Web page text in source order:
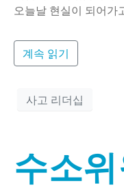
오늘날 현실이 되어가
계속 읽기
사고 리더십
수소